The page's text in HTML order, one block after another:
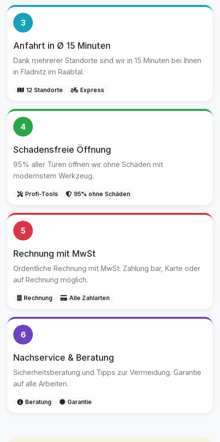
3
Anfahrt in Ø 15 Minuten
Dank mehrerer Standorte sind wir in 15 Minuten bei Ihnen
in Fladnitz im Raabtal.
12 Standorte Express
4
Schadensfreie Öffnung
95% aller Türen öffnen wir ohne Schäden mit
modernstem Werkzeug.
Profi-Tools 95% ohne Schäden
5
Rechnung mit MwSt
Ordentliche Rechnung mit MwSt. Zahlung bar, Karte oder
auf Rechnung möglich.
Rechnung Alle Zahlarten
6
Nachservice & Beratung
Sicherheitsberatung und Tipps zur Vermeidung. Garantie
auf alle Arbeiten.
Beratung Garantie